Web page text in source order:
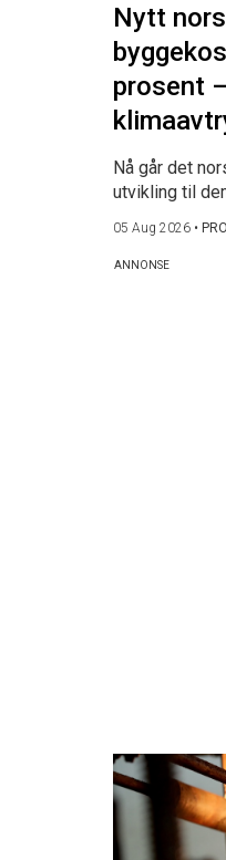
Nytt
prosent
Nå går det
utvikling til
05 Aug 2026 •